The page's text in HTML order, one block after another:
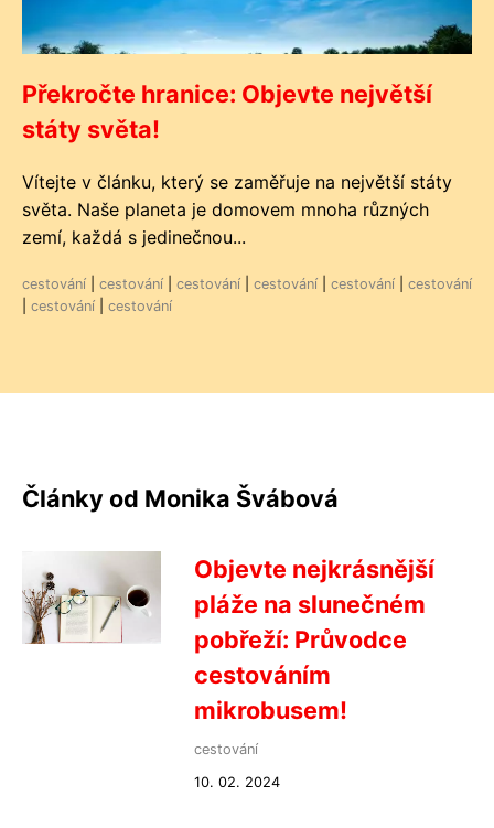
Překročte hranice: Objevte největší
státy světa!
Vítejte v článku, který se zaměřuje na největší státy
světa. Naše planeta je domovem mnoha různých
zemí, každá s jedinečnou...
cestování cestování cestování cestování cestování
cestování
cestování cestování
Články od Monika Švábová
Objevte nejkrásnější
pláže na slunečném
pobřeží: Průvodce
cestováním
mikrobusem!
cestování
10. 02. 2024